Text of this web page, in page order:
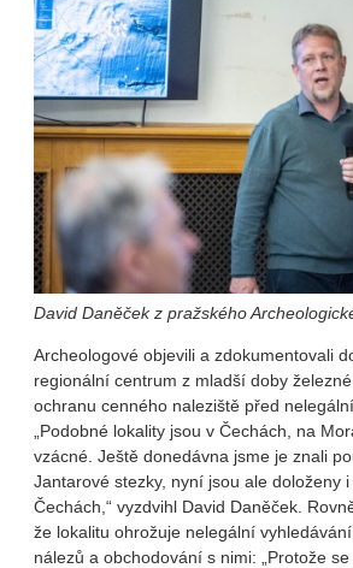
David Daněček z pražského
Archeologové objevili a zdokumentovali
regionální centrum z mladší doby
ochranu cenného naleziště před
„Podobné lokality jsou v Čechách, na
vzácné. Ještě donedávna jsme je znali
Jantarové stezky, nyní jsou ale doloženy
Čechách,“ vyzdvihl David Daněček.
že lokalitu ohrožuje nelegální
nálezů a obchodování s nimi: „Protože